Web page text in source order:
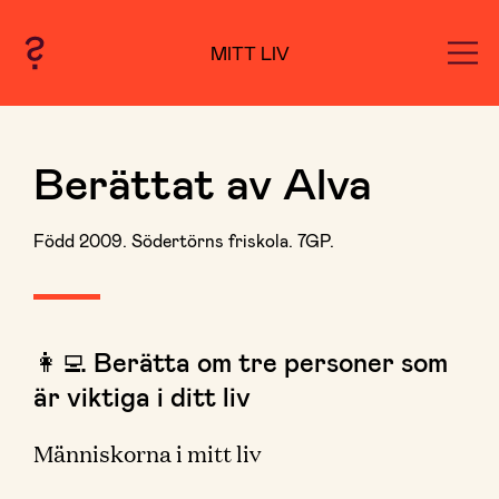
MITT LIV
Berättat av Alva
Född 2009. Södertörns friskola. 7GP.
👩‍💻 Berätta om tre personer som
är viktiga i ditt liv
Människorna i mitt liv